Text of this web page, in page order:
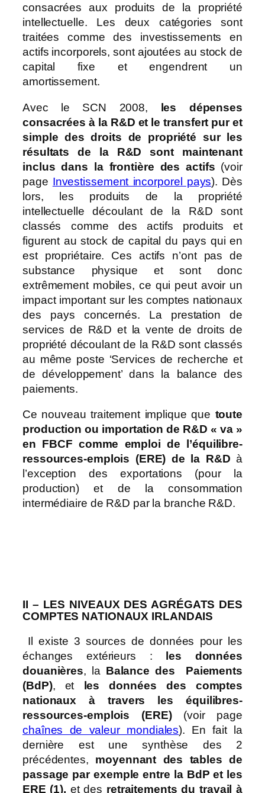
consacrées aux produits de la propriété
intellectuelle. Les deux catégories sont
traitées comme des investissements en
actifs incorporels, sont ajoutées au stock de
capital fixe et engendrent un
amortissement.
Avec le SCN 2008, les dépenses
consacrées à la R&D et le transfert pur et
simple des droits de propriété sur les
résultats de la R&D
sont maintenant
inclus dans la frontière des actifs (voir
page Investissement incorporel pays). Dès
lors, les produits de la propriété
intellectuelle découlant de la R&D sont
classés comme des actifs produits et
figurent au stock de capital du pays qui en
est propriétaire. Ces actifs n’ont pas de
substance physique et sont donc
extrêmement mobiles, ce qui peut avoir un
impact important sur les comptes nationaux
des pays concernés. La prestation de
services de R&D et la vente de droits de
propriété découlant de la R&D sont classés
au même poste ‘Services de recherche et
de développement’ dans la balance des
paiements.
Ce nouveau traitement implique que toute
production ou importation de R&D « va »
en FBCF comme emploi de l’équilibre-
ressources-emplois (ERE) de la R&Dà
l’exception des exportations (pour la
production) et de la consommation
intermédiaire de R&D par la branche R&D.
II – LES NIVEAUX DES AGRÉGATS DES
COMPTES NATIONAUX IRLANDAIS
Il existe 3 sources de données pour les
échanges extérieurs : les données
douanières, la Balance des Paiements
(BdP), et les données des comptes
nationaux à travers les équilibres-
ressources-emplois (ERE)(voir page
chaînes de valeur mondiales). En fait la
dernière est une synthèse des 2
précédentes, moyennant des tables de
passage par exemple entre la BdP et les
ERE (1), et des retraitements du travail à